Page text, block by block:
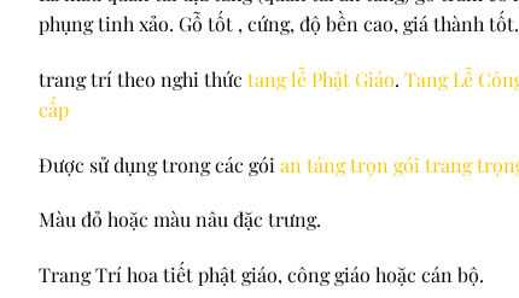
phụng tinh xảo. Gỗ tốt , cứng, độ bền cao, giá thành tốt.
trang trí theo nghi thức tang lễ Phật Giáo. Tang Lễ
cấp
Được sử dụng trong các gói an táng trọn gói trang
Màu đỏ hoặc màu nâu đặc trưng.
Trang Trí hoa tiết phật giáo, công giáo hoặc cán bộ.